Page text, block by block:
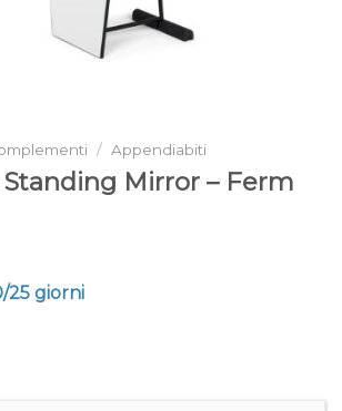
/ Appendiabiti
Mirror – Ferm
25 giorni